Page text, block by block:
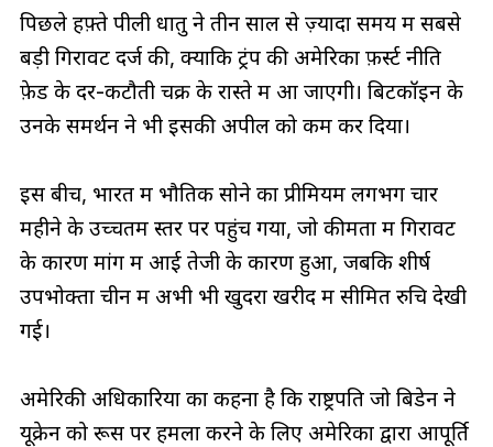
पिछले हफ़्ते पीली धातु ने तीन साल से ज़्यादा समय में सबसे
बड़ी गिरावट दर्ज की, क्योंकि ट्रंप की अमेरिका फ़र्स्ट नीति
फ़ेड के दर-कटौती चक्र के रास्ते में आ जाएगी। बिटकॉइन के
उनके समर्थन ने भी इसकी अपील को कम कर दिया।
इस बीच, भारत में भौतिक सोने का प्रीमियम लगभग चार
महीने के उच्चतम स्तर पर पहुंच गया, जो कीमतों में गिरावट
के कारण मांग में आई तेजी के कारण हुआ, जबकि शीर्ष
उपभोक्ता चीन में अभी भी खुदरा खरीद में सीमित रुचि देखी
गई।
अमेरिकी अधिकारियों का कहना है कि राष्ट्रपति जो बिडेन ने
यूक्रेन को रूस पर हमला करने के लिए अमेरिका द्वारा आपूर्ति